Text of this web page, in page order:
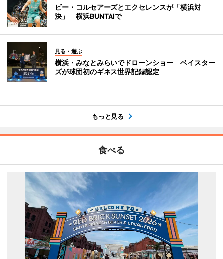
ビー・コルセアーズとエクセレンスが「横浜対
決」 横浜BUNTAIで
見る・遊ぶ
横浜・みなとみらいでドローンショー ベイスター
ズが球団初のギネス世界記録認定
もっと見る
食べる